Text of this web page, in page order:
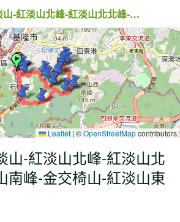
20230709紅淡山-紅淡山北峰-紅淡山北北峰-金交椅山南峰-金交椅山-紅淡山東南峰
Leaflet | ©OpenStreetMapcontributors
山-紅淡山北峰-紅淡山北
南峰-金交椅山-紅淡山東